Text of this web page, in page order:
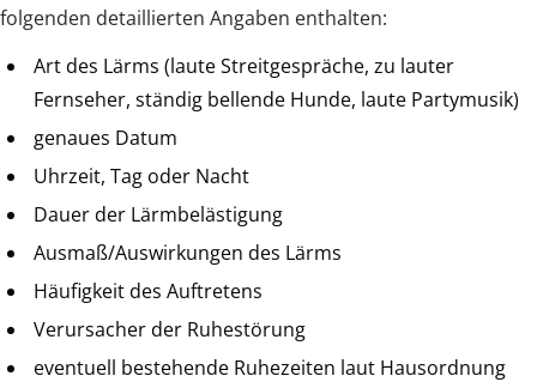
folgenden detaillierten Angaben enthalten:
Art des Lärms (laute Streitgespräche, zu lauter
Fernseher, ständig bellende Hunde, laute Partymusik)
genaues Datum
Uhrzeit, Tag oder Nacht
Dauer der Lärmbelästigung
Ausmaß/Auswirkungen des Lärms
Häufigkeit des Auftretens
Verursacher der Ruhestörung
eventuell bestehende Ruhezeiten laut Hausordnung